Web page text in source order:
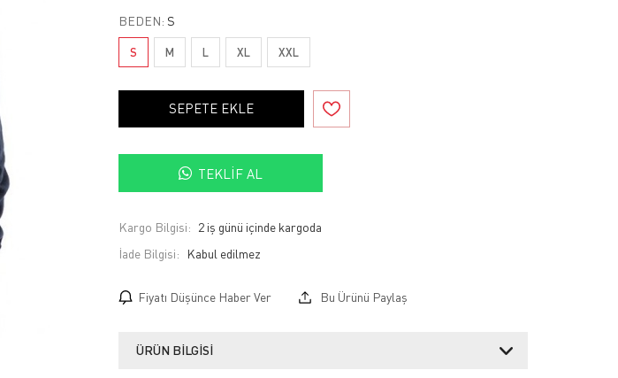
BEDEN: S
S M L XL XXL
SEPETE EKLE
TEKLIF AL
Kargo Bilgisi: 2 iş günü içinde kargoda
İade Bilgisi:
Fiyatı Düşünce Haber Ver Bu Ürünü Paylaş
ÜRÜN BILGISI